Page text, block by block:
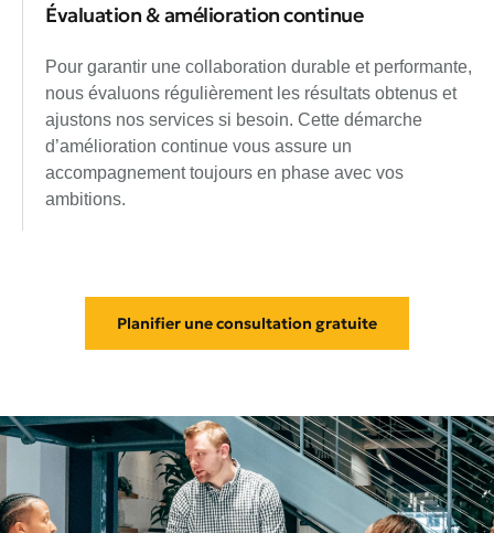
Évaluation & amélioration continue
Pour garantir une collaboration durable et performante,
nous évaluons régulièrement les résultats obtenus et
ajustons nos services si besoin. Cette démarche
d’amélioration continue vous assure un
accompagnement toujours en phase avec vos
ambitions.
Planifier une consultation gratuite